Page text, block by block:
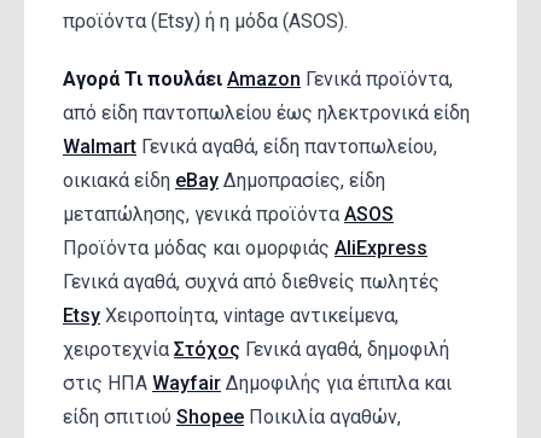
προϊόντα (Etsy) ή η μόδα (ASOS).
Αγορά Τι πουλάει Amazon Γενικά προϊόντα,
από είδη παντοπωλείου έως ηλεκτρονικά είδη
Walmart Γενικά αγαθά, είδη παντοπωλείου,
οικιακά είδη eBay Δημοπρασίες, είδη
μεταπώλησης, γενικά προϊόντα ASOS
Προϊόντα μόδας και ομορφιάς AliExpress
Γενικά αγαθά, συχνά από διεθνείς πωλητές
Etsy Χειροποίητα, vintage αντικείμενα,
χειροτεχνία Στόχος Γενικά αγαθά, δημοφιλή
στις ΗΠΑ Wayfair Δημοφιλής για έπιπλα και
είδη σπιτιού Shopee Ποικιλία αγαθών,